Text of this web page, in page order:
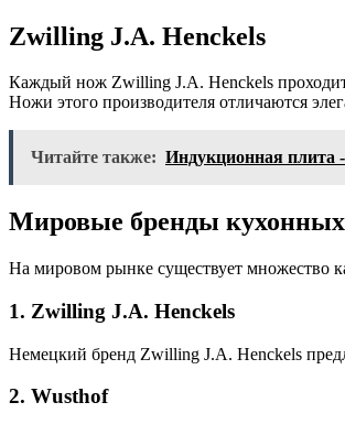
Zwilling J.A. Henckels
Каждый нож Zwilling J.A. Henckels проходит
Ножи этого производителя отличаются
Читайте также: Индукционная плита
Мировые бренды
На мировом рынке существует множество
1. Zwilling J.A. Henckels
Немецкий бренд Zwilling J.A. Henckels
2. Wusthof